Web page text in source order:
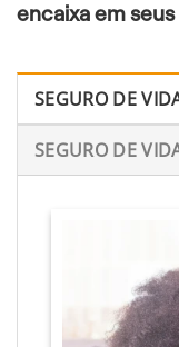
encaixa em
SEGURO DE
SEGURO DE